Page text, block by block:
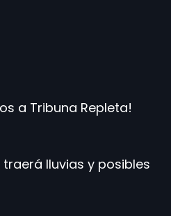
a Tribuna Repleta!
lluvias y posibles